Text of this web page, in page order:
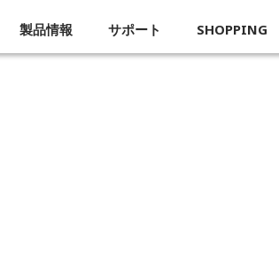
製品情報 サポート SHOPPING
企業概要